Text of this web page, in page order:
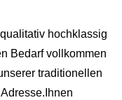
hochklassig
Bedarf vollkommen
traditionellen